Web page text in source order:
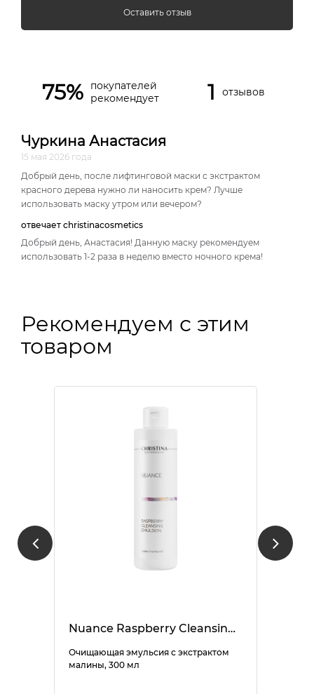
Оставить отзыв
75%
покупателей
рекомендует
1 отзывов
Чуркина Анастасия
15 мая 2026 года
Добрый день, после лифтинговой маски с экстрактом
красного дерева нужно ли наносить крем? Лучше
использовать маску утром или вечером?
отвечает christinacosmetics
Добрый день, Анастасия! Данную маску рекомендуем
использовать 1-2 раза в неделю вместо ночного крема!
Рекомендуем с этим
товаром
Nuance Raspberry Cleansing Emulsion
Очищающая эмульсия с экстрактом
малины, 300 мл